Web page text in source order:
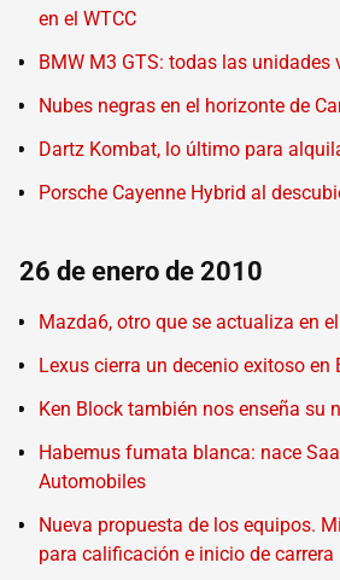
en el WTCC
BMW M3 GTS: todas las unidades
Nubes negras en el horizonte de
Dartz Kombat, lo último para
Porsche Cayenne Hybrid al
26 de enero de 2010
Mazda6, otro que se actualiza en
Lexus cierra un decenio exitoso en
Ken Block también nos enseña su
Habemus fumata blanca: nace
Automobiles
Nueva propuesta de los equipos.
para calificación e inicio de carrera